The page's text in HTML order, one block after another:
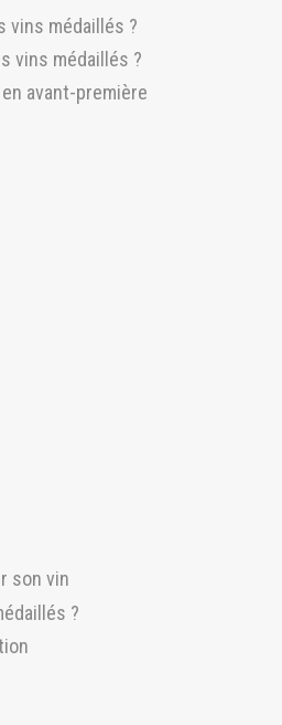
vins médaillés ?
vins médaillés ?
avant-première
son vin
?